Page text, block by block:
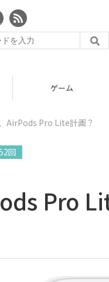
ゲーム
AirPods Pro Lite計画？
回
Pro